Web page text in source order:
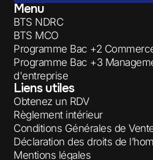
Menu
BTS NDRC
BTS MCO
Programme Bac +2
Programme Bac +3
d'entreprise
Liens utiles
Obtenez un RDV
Règlement intérieur
Conditions Générales de
Déclaration des droits de
Mentions légales